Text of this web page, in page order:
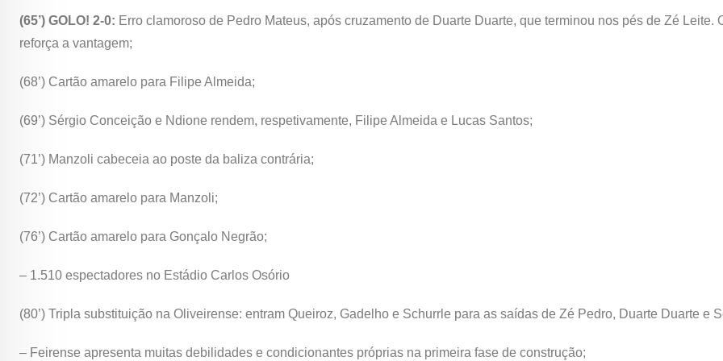
(65’) GOLO! 2-0: Erro clamoroso de Pedro Mateus, após cruzamento de Duarte Duarte, que terminou nos pés de Zé Leite.
reforça a vantagem;
(68’) Cartão amarelo para Filipe Almeida;
(69’) Sérgio Conceição e Ndione rendem, respetivamente, Filipe Almeida e Lucas Santos;
(71’) Manzoli cabeceia ao poste da baliza contrária;
(72’) Cartão amarelo para Manzoli;
(76’) Cartão amarelo para Gonçalo Negrão;
– 1.510 espectadores no Estádio Carlos Osório
(80’) Tripla substituição na Oliveirense: entram Queiroz, Gadelho e Schurrle para as saídas de Zé Pedro, Duarte Duarte e
– Feirense apresenta muitas debilidades e condicionantes próprias na primeira fase de construção;